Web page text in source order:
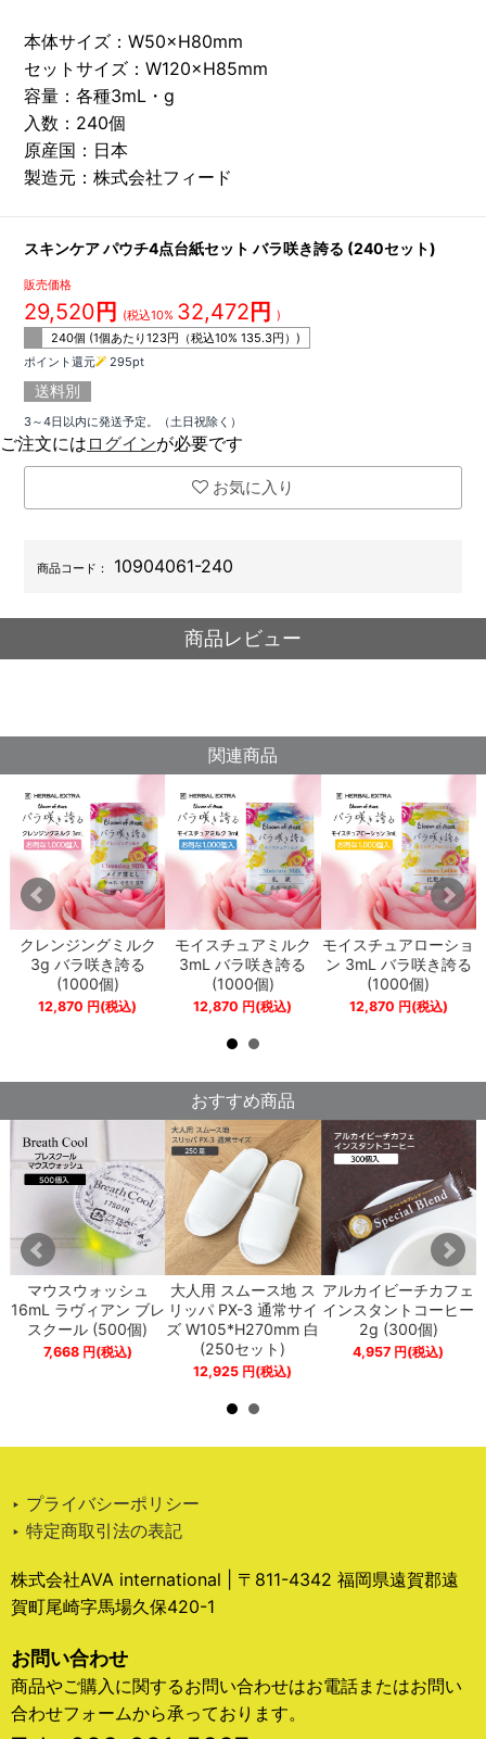
本体サイズ：W50×H80mm
セットサイズ：W120×H85mm
容量：各種3mL・g
入数：240個
原産国：日本
製造元：株式会社フィード
スキンケア パウチ4点台紙セット バラ咲き誇る (240セット)
販売価格
29,520 円 (税込10% 32,472 円 )
240個 (1個あたり123円（税込10%135.3円）)
ポイント還元
295pt
送料別
3～4日以内に発送予定。（土日祝除く）
ご注文には ログインが必要です
お気に入り
商品コード： 10904061-240
商品レビュー
関連商品
クレンジングミルク
3g バラ咲き誇る
(1000個)
12,870 円(税込)
モイスチュアミルク
3mL バラ咲き誇る
(1000個)
12,870 円(税込)
モイスチュアローショ
ン 3mL バラ咲き誇る
(1000個)
12,870 円(税込)
おすすめ商品
マウスウォッシュ
16mL ラヴィアン ブレ
スクール (500個)
7,668円(税込)
大人用 スムース地 ス
リッパ PX-3 通常サイ
ズ W105*H270mm 白
(250セット)
12,925 円(税込)
アルカイビーチカフェ
インスタントコーヒー
2g (300個)
4,957 円(税込)
‣ プライバシーポリシー
‣ 特定商取引法の表記
株式会社AVA international | 〒811-4342 福岡県遠賀郡遠
賀町尾崎字馬場久保420-1
お問い合わせ
商品やご購入に関するお問い合わせはお電話またはお問い
合わせフォームから承っております。